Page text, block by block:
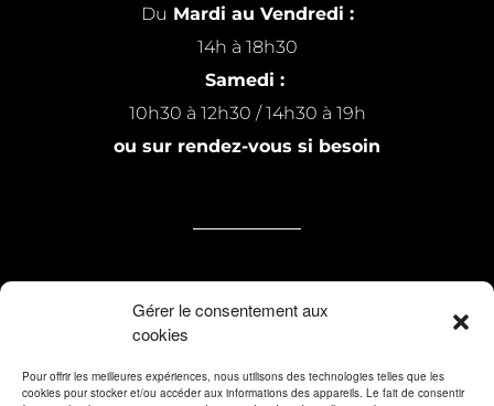
Gérer le consentement aux
cookies
Pour offrir les meilleures expériences, nous utilisons des technologies telles que les
cookies pour stocker et/ou accéder aux informations des appareils. Le fait de consentir
Du Mardi au Vendredi :
14h à 18h30
Samedi :
10h30 à 12h30 / 14h30 à 19h
ou sur rendez-vous si besoin
7 rue Michel Raillard
59200 Tourcoing